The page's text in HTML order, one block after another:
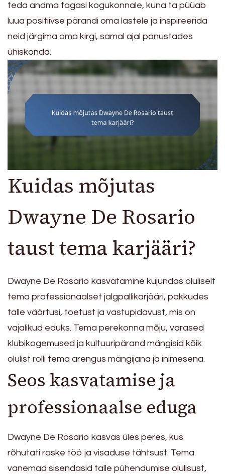
teda andma tagasi kogukonnale, kuna ta püüab
luua positiivse pärandi oma lastele ja inspireerida
neid järgima oma kirgi, samal ajal panustades
ühiskonda.
Kuidas mõjutas
Dwayne De Rosario
taust tema karjääri?
Dwayne De Rosario kasvatamine kujundas oluliselt
tema professionaalset jalgpallikarjääri, pakkudes
talle väärtusi, toetust ja vastupidavust, mis on
vajalikud eduks. Tema perekonna mõju, varased
klubikogemused ja kultuuripärand mängisid kõik
olulist rolli tema arengus mängijana ja inimesena.
Seos kasvatamise ja
professionaalse eduga
Dwayne De Rosario kasvas üles peres, kus
rõhutati raske töö ja visaduse tähtsust. Tema
vanemad sisendasid talle pühendumise olulisust,